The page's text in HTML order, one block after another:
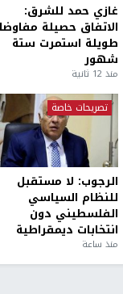
غازي حمد للشرق:
الاتفاق حصيلة
طويلة استمرت ستة
شهور
منذ 12 ثانية
تصريحات خاصة
الرجوب: لا مستقبل
للنظام السياسي
الفلسطيني دون
انتخابات ديمقراطية
منذ ساعة